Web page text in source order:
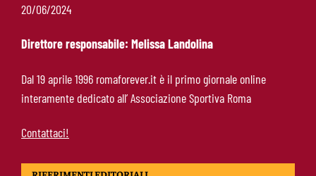
Calciomercato Roma, Angeliño e Kumbulla ai
saluti: D’Amico accelera per il sostituto sulla
sinistra
20/06/2024
Direttore responsabile: Melissa Landolina
Dal 19 aprile 1996 romaforever.it è il primo giornale online
interamente dedicato all’ Associazione Sportiva Roma
Contattaci!